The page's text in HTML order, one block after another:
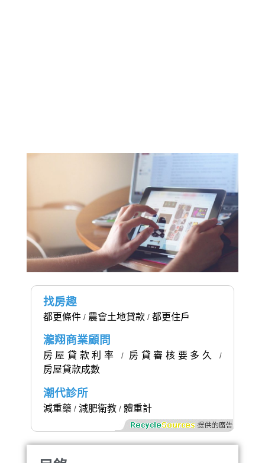
找房趣
都更條件/ 農會土地貸款 / 都更住戶
瀧翔商業顧問
房屋貸款利率 / 房貸審核要多久 /
房屋貸款成數
潮代診所
減重藥 / 減肥衛教/ 體重計